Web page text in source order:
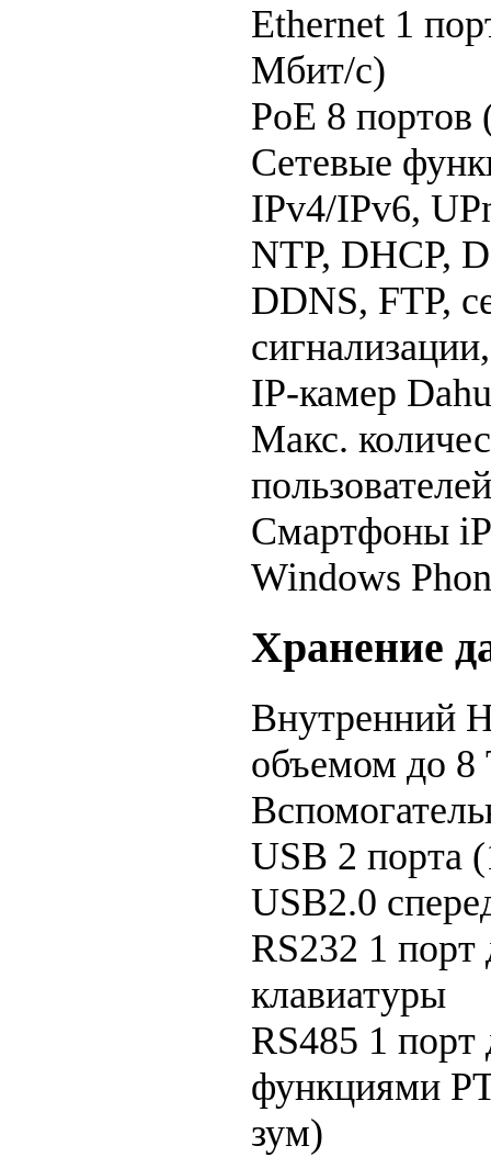
Ethernet 1
Мбит/с)
PoE 8 портов
Сетевые
IPv4/IPv6,
NTP, DHCP,
DDNS, FTP,
IP-камер
Макс.
пользователей
Смартфоны
Windows
Хранение
Внутренний
объемом до 8
USB 2 порта
USB2.0
RS232 1
клавиатуры
RS485 1 порт
функциями
зум)